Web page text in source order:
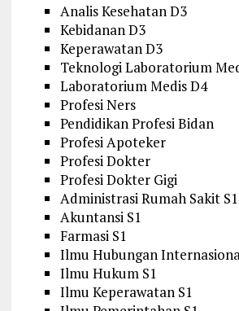
Analis Kesehatan D3
Kebidanan D3
Keperawatan D3
Teknologi Laboratorium
Laboratorium Medis D4
Profesi Ners
Pendidikan Profesi Bidan
Profesi Apoteker
Profesi Dokter
Profesi Dokter Gigi
Administrasi Rumah Sakit S1
Akuntansi S1
Farmasi S1
Ilmu Hubungan
Ilmu Hukum S1
Ilmu Keperawatan S1